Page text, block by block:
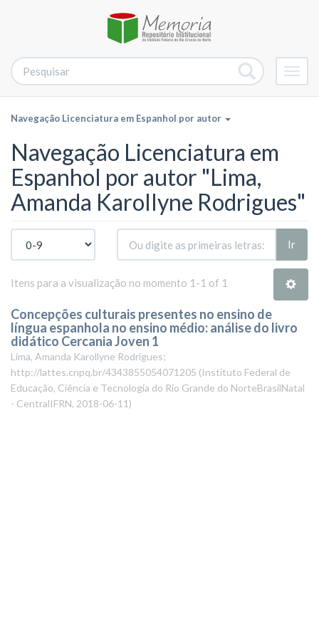
Navegação Licenciatura em Espanhol por autor
Navegação Licenciatura em
Espanhol por autor "Lima,
Amanda Karollyne Rodrigues"
Ir
Itens para a visualização no momento 1-1 of 1
Concepções culturais presentes no ensino de
língua espanhola no ensino médio: análise do livro
didático Cercania Joven 1
Lima, Amanda Karollyne Rodrigues;
http://lattes.cnpq.br/4343855054071205 (Instituto Federal de
Educação, Ciência e Tecnologia do Rio Grande do NorteBrasilNatal
- CentralIFRN, 2018-06-11)